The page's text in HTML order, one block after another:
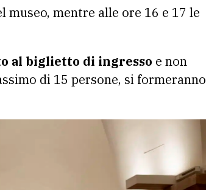
mentre alle ore 16 e 17 le
al biglietto di ingresso e non
di 15 persone, si formeranno